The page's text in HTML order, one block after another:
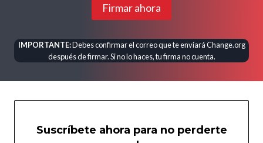
Firmar ahora
IMPORTANTE:Debes confirmar el correo que te enviará Change.org
después de firmar. Si no lo haces, tu firma no cuenta.
Suscríbete ahora para no perderte